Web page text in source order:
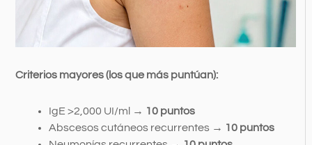
Criterios mayores (los que más puntúan):
IgE >2,000 UI/ml → 10 puntos
Abscesos cutáneos recurrentes → 10 puntos